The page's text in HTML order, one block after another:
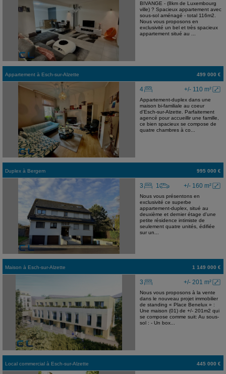
BIVANGE - (8km de Luxembourg
ville) ? Spacieux appartement avec
sous-sol aménagé - total 116m2.
Nous vous proposons en
exclusivité un bel et très spacieux
appartement situé au ...
Appartement à Esch-sur-Alzette 499 000 €
+/- 110 m²
4
Appartement-duplex dans une
maison bi-familiale au coeur
d'Esch-sur-Alzette. Parfaitement
agencé pour accueillir une famille,
ce bien spacieux se compose de
quatre chambres à co...
Duplex à Bergem 995 000 €
+/- 160 m²
3 1
Nous vous présentons en
exclusivité ce superbe
appartement-duplex, situé au
deuxième et dernier étage d'une
petite résidence intimiste de
seulement quatre unités, édifiée
sur un...
Maison à Esch-sur-Alzette 1 149 000 €
+/- 201 m²
3
Nous vous proposons à la vente
dans le nouveau projet immobilier
de standing « Place Benelux » :
Une maison (01) de +/- 201m2 qui
se compose comme suit: Au sous-
sol : - Un box...
Local commercial à Esch-sur-Alzette 445 000 €